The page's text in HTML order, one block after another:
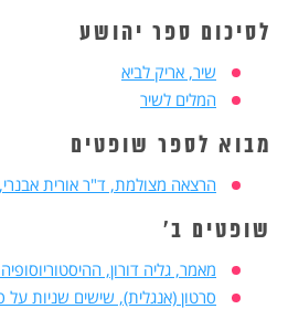
לסיכום ספר יהושע
שיר, אריק לביא
המלים לשיר
מבוא לספר שופטים
הרצאה מצולמת, ד"ר אורית
שופטים ב'
מאמר, גליה דורון,
סרטון (אנגלית), שישים שניות